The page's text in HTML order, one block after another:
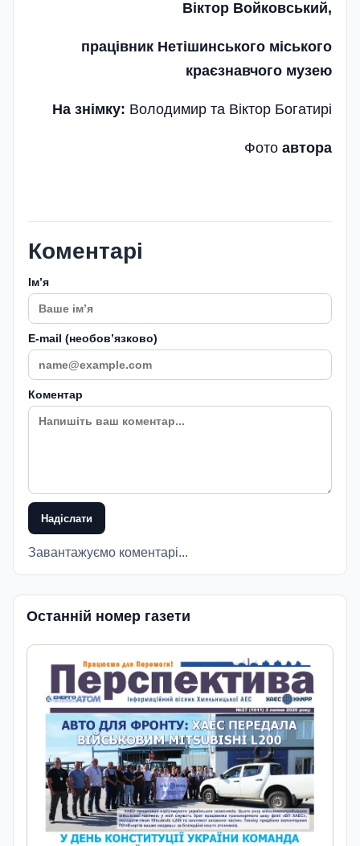
Віктор Войковський,
працівник Нетішинського міського
краєзнавчого музею
На знімку: Володимир та Віктор Богатирі
Фото автора
Коментарі
Імʼя
E-mail (необовʼязково)
Коментар
Надіслати
Завантажуємо коментарі...
Останній номер газети